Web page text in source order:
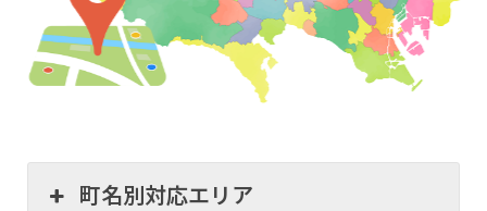
町名別対応エリア